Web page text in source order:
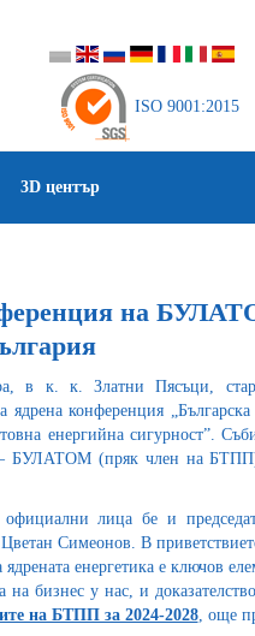
ISO 9001:2015
3D център
на
к. к. Златни Пясъци,
конференция „Българска
енергийна сигурност”.
– БУЛАТОМ (пряк член на
лица бе и
Симеонов. В
енергетика е ключов
на бизнес у нас, и
на БТПП за 2024-2028, още